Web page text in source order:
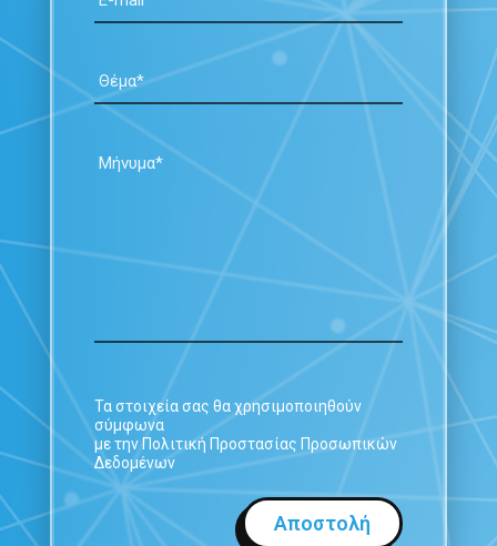
Τα στοιχεία σας θα χρησιμοποιηθούν
σύμφωνα
με την Πολιτική Προστασίας Προσωπικών
Δεδομένων